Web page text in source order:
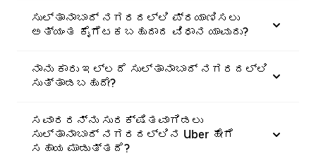
ಸುಲ್ತಾನಾಬಾದ್ ನಗರದಲ್ಲಿ ಪ್ರಯಾಣಿಸಲು
ಅತ್ಯಂತ ಕೈಗೆಟಕಬಹುದಾದ ವಿಧಾನ ಯಾವುದು?
ನಾನು ಕಾರು ಇಲ್ಲದೆ ಸುಲ್ತಾನಾಬಾದ್ ನಗರದಲ್ಲಿ
ಸುತ್ತಾಡಬಹುದೇ?
ಸವಾರರನ್ನು ಸುರಕ್ಷಿತವಾಗಿಡಲು
ಸುಲ್ತಾನಾಬಾದ್ ನಗರದಲ್ಲಿನ Uber ಹೇಗೆ
ಸಹಾಯ ಮಾಡುತ್ತದೆ?